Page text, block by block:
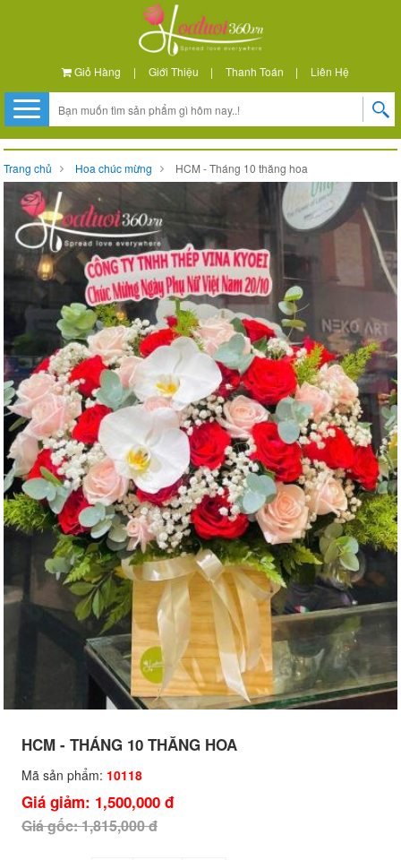
Giỏ Hàng | Giới Thiệu | Thanh Toán | Liên Hệ
Trang chủ Hoa chúc mừng HCM - Tháng 10 thăng hoa
HCM - THÁNG 10 THĂNG HOA
Mã sản phẩm: 10118
Giá giảm: 1,500,000 đ
Giá gốc: 1,815,000 đ